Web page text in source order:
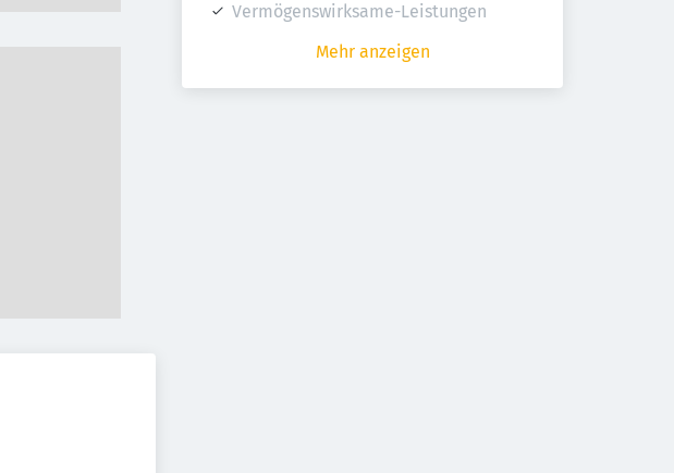
Vermögenswirksame-Leistungen
Mehr anzeigen